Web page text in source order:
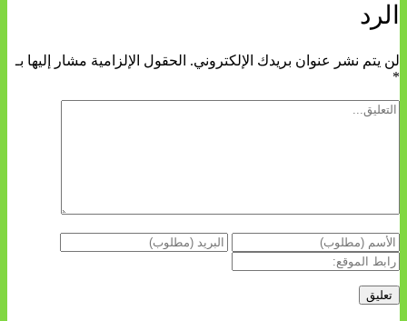
الرد
لن يتم نشر عنوان بريدك الإلكتروني. الحقول الإلزامية مشار إليها بـ
*